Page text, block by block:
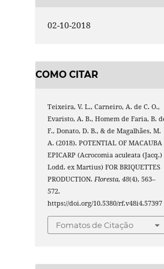
02-10-2018
COMO CITAR
Teixeira, V. L., Carneiro, A. de C. O.,
Evaristo, A. B., Homem de Faria, B.
F., Donato, D. B., & de Magalhães, M.
A. (2018). POTENTIAL OF MACAUBA
EPICARP (Acrocomia aculeata (Jacq.)
Lodd. ex Martius) FOR BRIQUETTES
PRODUCTION.Floresta,48(4), 563–
572.
https://doi.org/10.5380/rf.v48i4.57397
Fomatos de Citação